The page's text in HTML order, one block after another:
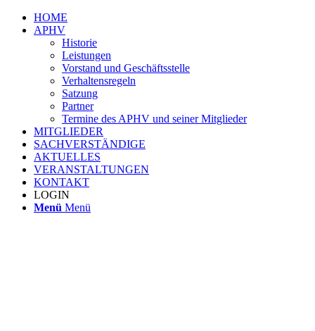
HOME
APHV
Historie
Leistungen
Vorstand und Geschäftsstelle
Verhaltensregeln
Satzung
Partner
Termine des APHV und seiner Mitglieder
MITGLIEDER
SACHVERSTÄNDIGE
AKTUELLES
VERANSTALTUNGEN
KONTAKT
LOGIN
Menü Menü